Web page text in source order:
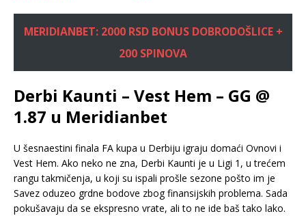
MERIDIANBET: 2000 RSD BONUS DOBRODOŠLICE +
200 SPINOVA
Derbi Kaunti – Vest Hem – GG @
1.87 u Meridianbet
U šesnaestini finala FA kupa u Derbiju igraju domaći Ovnovi i
Vest Hem. Ako neko ne zna, Derbi Kaunti je u Ligi 1, u trećem
rangu takmičenja, u koji su ispali prošle sezone pošto im je
Savez oduzeo grdne bodove zbog finansijskih problema. Sada
pokušavaju da se ekspresno vrate, ali to ne ide baš tako lako.